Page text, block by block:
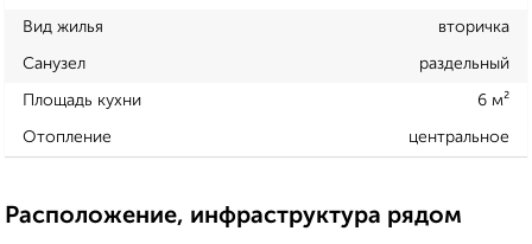
Вид жилья вторичка
Санузел раздельный
Площадь кухни 6 м²
Отопление центральное
Расположение, инфраструктура рядом